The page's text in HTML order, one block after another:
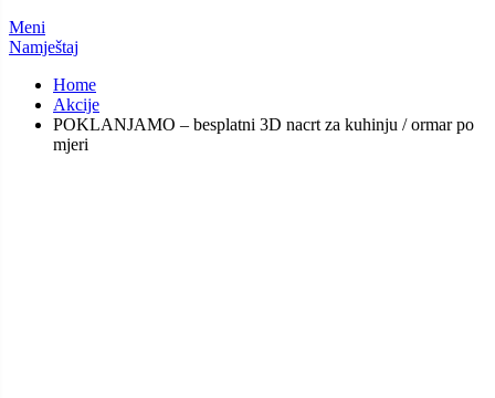
Meni
Namještaj
Home
Akcije
POKLANJAMO – besplatni 3D nacrt za kuhinju / ormar po
mjeri